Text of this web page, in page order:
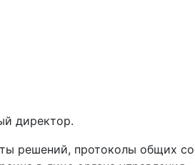
директор.
решений, протоколы общих